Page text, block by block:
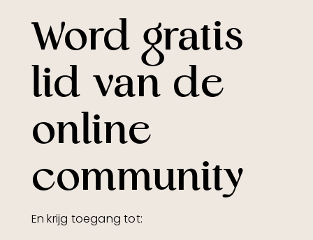
Word gratis
lid van de
online
community
En krijg toegang tot: